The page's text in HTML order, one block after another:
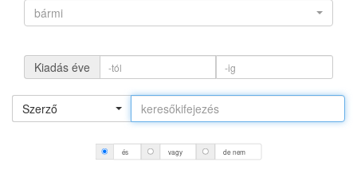
bármi
Kiadás éve
Szerző
és vagy de nem